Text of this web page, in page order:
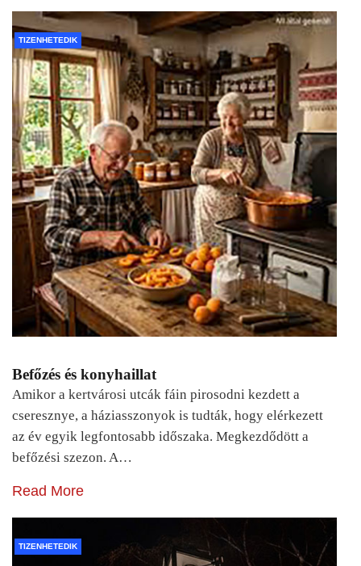
TIZENHETEDIK
Befőzés és konyhaillat
Amikor a kertvárosi utcák fáin pirosodni kezdett a
cseresznye, a háziasszonyok is tudták, hogy elérkezett
az év egyik legfontosabb időszaka. Megkezdődött a
befőzési szezon. A…
Read More
TIZENHETEDIK